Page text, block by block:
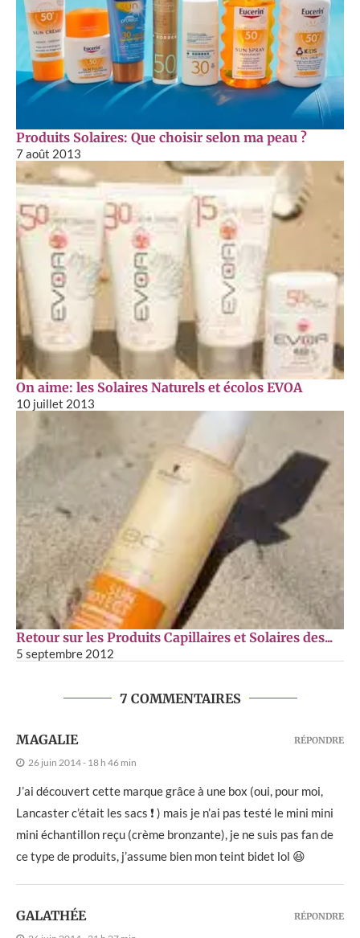
Produits Solaires: Que choisir selon ma peau ?
7 août 2013
On aime: les Solaires Naturels et écolos EVOA
10 juillet 2013
Retour sur les Produits Capillaires et Solaires des...
5 septembre 2012
7 COMMENTAIRES
MAGALIE
26 juin 2014 - 18 h 46 min
J’ai découvert cette marque grâce à une box (oui, pour moi,
Lancaster c’était les sacs ❗ ) mais je n’ai pas testé le mini mini
mini échantillon reçu (crème bronzante), je ne suis pas fan de
ce type de produits, j’assume bien mon teint bidet lol 😆
RÉPONDRE
GALATHÉE RÉPONDRE